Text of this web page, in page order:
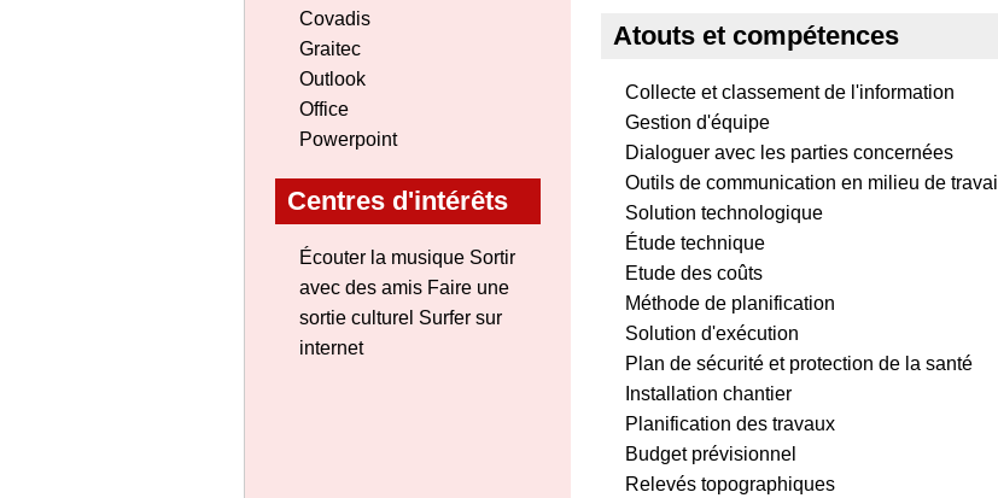
Covadis
Graitec
Outlook
Office
Powerpoint
Centres d'intérêts
Écouter la musique Sortir
avec des amis Faire une
sortie culturel Surfer sur
internet
Atouts et compétences
Collecte et classement de l'information
Gestion d'équipe
Dialoguer avec les parties concernées
Outils de communication en milieu de travail
Solution technologique
Étude technique
Etude des coûts
Méthode de planification
Solution d'exécution
Plan de sécurité et protection de la santé
Installation chantier
Planification des travaux
Budget prévisionnel
Relevés topographiques